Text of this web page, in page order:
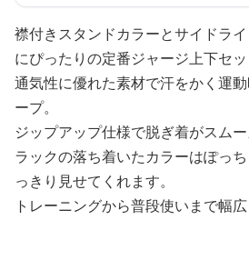
襟付きスタンドカラーとサイドラ
にぴったりの定番ジャージ上下セッ
通気性に優れた素材で汗をかく運
ープ。
ジップアップ仕様で脱ぎ着がスム
ラックの落ち着いたカラーはぽっ
っきり見せてくれます。
トレーニングから普段使いまで幅